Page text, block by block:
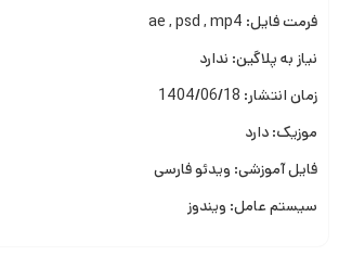
فرمت فایل: ae , psd , mp4
نیاز به پلاگین: ندارد
زمان انتشار: 1404/06/18
موزیک: دارد
فایل آموزشی: ویدئو فارسی
سیستم عامل: ویندوز